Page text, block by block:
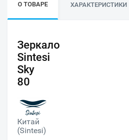
О ТОВАРЕ ХАРАКТЕРИСТИКИ
Зеркало
Sintesi
Sky
80
Китай
(Sintesi)